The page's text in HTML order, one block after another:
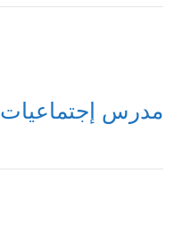
مدرس إجتماعيات